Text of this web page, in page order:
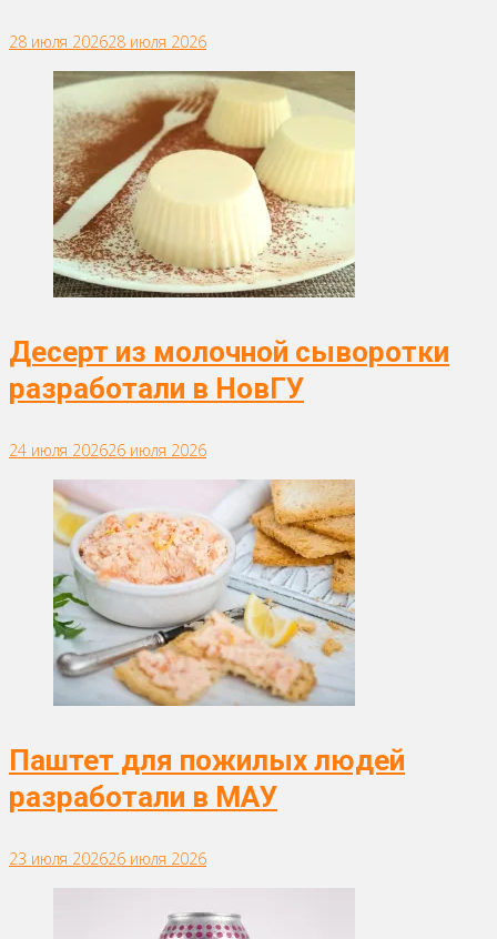
28 июля 202628 июля 2026
Десерт из молочной сыворотки
разработали в НовГУ
24 июля 202626 июля 2026
Паштет для пожилых людей
разработали в МАУ
23 июля 202626 июля 2026